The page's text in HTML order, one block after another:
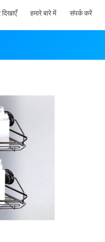
हमारे बारे में संपर्क करें